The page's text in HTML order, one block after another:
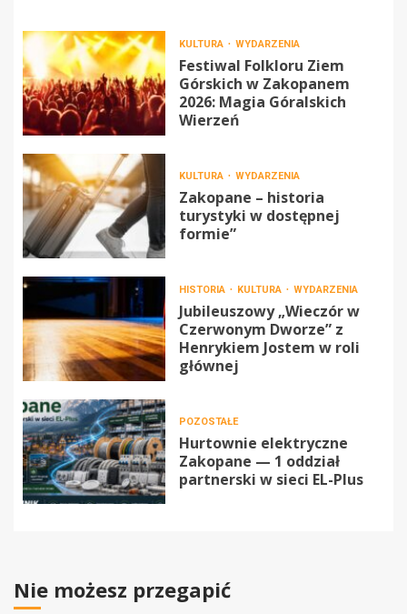
KULTURA WYDARZENIA
Festiwal Folkloru Ziem
Górskich w Zakopanem
2026: Magia Góralskich
Wierzeń
KULTURA WYDARZENIA
Zakopane – historia
turystyki w dostępnej
formie”
HISTORIA KULTURA WYDARZENIA
Jubileuszowy „Wieczór w
Czerwonym Dworze” z
Henrykiem Jostem w roli
głównej
POZOSTAŁE
Hurtownie elektryczne
Zakopane — 1 oddział
partnerski w sieci EL-Plus
Nie możesz przegapić